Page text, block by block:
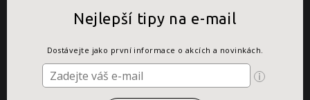
Nejlepší tipy na e-mail
Dostávejte jako první informace o akcích a novinkách.